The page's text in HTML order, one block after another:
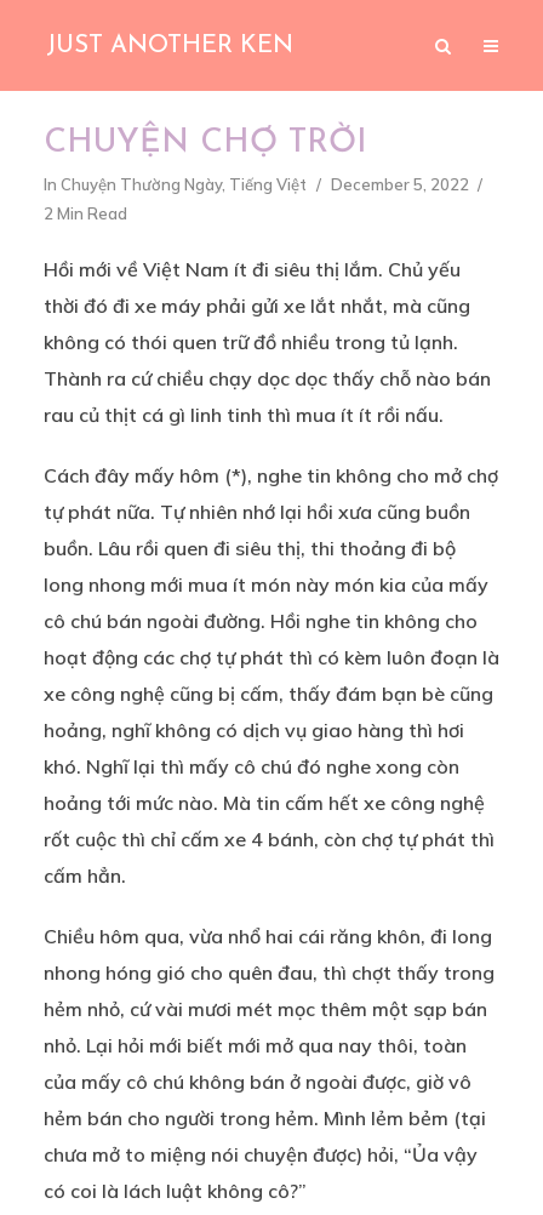
JUST ANOTHER KEN
CHUYỆN CHỢ TRỜI
In Chuyện Thường Ngày, Tiếng Việt
December 5, 2022
2 Min Read
Hồi mới về Việt Nam ít đi siêu thị lắm. Chủ yếu
thời đó đi xe máy phải gửi xe lắt nhắt, mà cũng
không có thói quen trữ đồ nhiều trong tủ lạnh.
Thành ra cứ chiều chạy dọc dọc thấy chỗ nào bán
rau củ thịt cá gì linh tinh thì mua ít ít rồi nấu.
Cách đây mấy hôm (*), nghe tin không cho mở chợ
tự phát nữa. Tự nhiên nhớ lại hồi xưa cũng buồn
buồn. Lâu rồi quen đi siêu thị, thi thoảng đi bộ
long nhong mới mua ít món này món kia của mấy
cô chú bán ngoài đường. Hồi nghe tin không cho
hoạt động các chợ tự phát thì có kèm luôn đoạn là
xe công nghệ cũng bị cấm, thấy đám bạn bè cũng
hoảng, nghĩ không có dịch vụ giao hàng thì hơi
khó. Nghĩ lại thì mấy cô chú đó nghe xong còn
hoảng tới mức nào. Mà tin cấm hết xe công nghệ
rốt cuộc thì chỉ cấm xe 4 bánh, còn chợ tự phát thì
cấm hẳn.
Chiều hôm qua, vừa nhổ hai cái răng khôn, đi long
nhong hóng gió cho quên đau, thì chợt thấy trong
hẻm nhỏ, cứ vài mươi mét mọc thêm một sạp bán
nhỏ. Lại hỏi mới biết mới mở qua nay thôi, toàn
của mấy cô chú không bán ở ngoài được, giờ vô
hẻm bán cho người trong hẻm. Mình lẻm bẻm (tại
chưa mở to miệng nói chuyện được) hỏi, “Ủa vậy
có coi là lách luật không cô?”